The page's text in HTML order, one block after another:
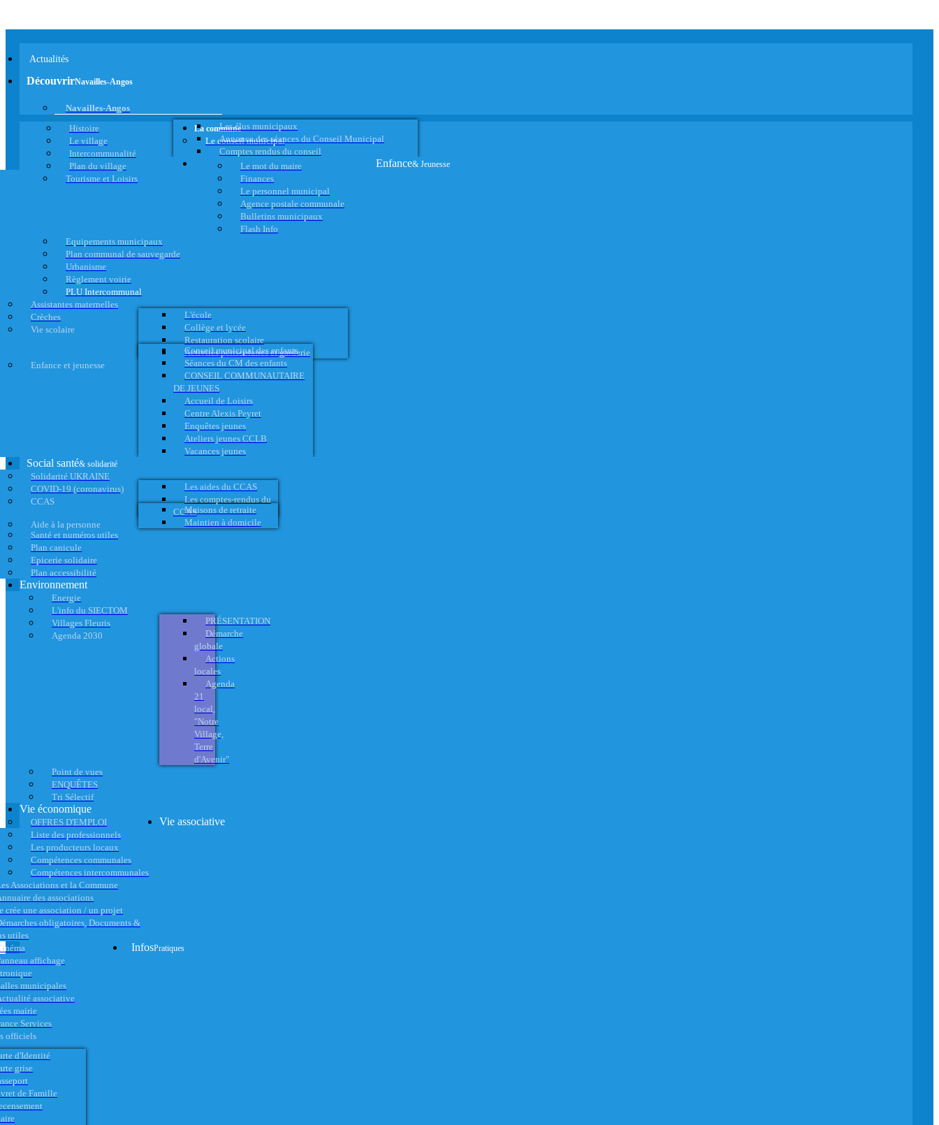
Actualités
DécouvrirNavailles-Angos
Navailles-Angos
Histoire
Le village
Intercommunalité
Plan du village
Tourisme et Loisirs
La commune
Le conseil municipal
Les élus municipaux
Annonce des séances du Conseil Municipal
Comptes rendus du conseil
Le mot du maire
Finances
Le personnel municipal
Agence postale communale
Bulletins municipaux
Flash Info
Equipements municipaux
Plan communal de sauvegarde
Urbanisme
Règlement voirie
PLU Intercommunal
Enfance& Jeunesse
Assistantes maternelles
Crèches
Vie scolaire
L'école
Collège et lycée
Restauration scolaire
Activités périscolaires et garderie
Enfance et jeunesse
Conseil municipal des enfants
Séances du CM des enfants
CONSEIL COMMUNAUTAIRE
DE JEUNES
Accueil de Loisirs
Centre Alexis Peyret
Enquêtes jeunes
Ateliers jeunes CCLB
Vacances jeunes
Social santé& solidarité
Solidarité UKRAINE
COVID-19 (coronavirus)
CCAS
Les aides du CCAS
Les comptes-rendus du
CCAS
Aide à la personne
Maisons de retraite
Maintien à domicile
Santé et numéros utiles
Plan canicule
Epicerie solidaire
Plan accessibilité
Environnement
Energie
L'info du SIECTOM
Villages Fleuris
Agenda 2030
PRÉSENTATION
Démarche
globale
Actions
locales
Agenda
21
local,
"Notre
Village,
Terre
d'Avenir"
Point de vues
ENQUÊTES
Tri Sélectif
Vie économique
OFFRES D'EMPLOI
Liste des professionnels
Les producteurs locaux
Compétences communales
Compétences intercommunales
Vie associative
Associations et la Commune
des associations
crée une association / un projet
obligatoires, Documents &
utiles
affichage
municipales
associative
InfosPratiques
mairie
Services
officiels
d'Identité
grise
de Famille